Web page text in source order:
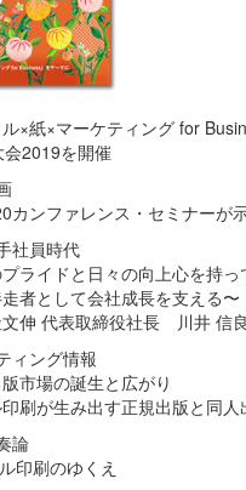
ル×紙×マーケティング for
会2019を開催
カンファレンス・セミナーが
社員時代
ライドと日々の向上心を持
者として会社成長を支える〜
伸 代表取締役社長 川井 信
ィング情報
市場の誕生と広がり
刷が生み出す正規出版と同
論
印刷のゆくえ